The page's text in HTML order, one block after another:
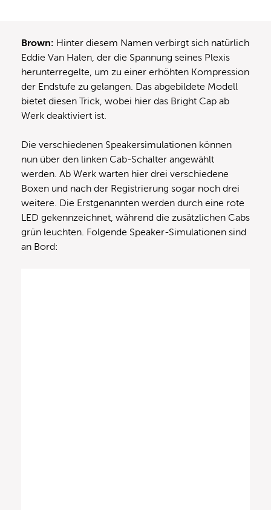
Brown: Hinter diesem Namen verbirgt sich natürlich
Eddie Van Halen, der die Spannung seines Plexis
herunterregelte, um zu einer erhöhten Kompression
der Endstufe zu gelangen. Das abgebildete Modell
bietet diesen Trick, wobei hier das Bright Cap ab
Werk deaktiviert ist.
Die verschiedenen Speakersimulationen können
nun über den linken Cab-Schalter angewählt
werden. Ab Werk warten hier drei verschiedene
Boxen und nach der Registrierung sogar noch drei
weitere. Die Erstgenannten werden durch eine rote
LED gekennzeichnet, während die zusätzlichen Cabs
grün leuchten. Folgende Speaker-Simulationen sind
an Bord: